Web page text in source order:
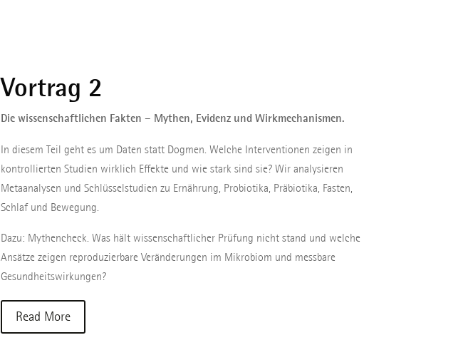
Vortrag 2
Die wissenschaftlichen Fakten – Mythen, Evidenz und Wirkmechanismen.
In diesem Teil geht es um Daten statt Dogmen. Welche Interventionen zeigen in
kontrollierten Studien wirklich Effekte und wie stark sind sie? Wir analysieren
Metaanalysen und Schlüsselstudien zu Ernährung, Probiotika, Präbiotika, Fasten,
Schlaf und Bewegung.
Dazu: Mythencheck. Was hält wissenschaftlicher Prüfung nicht stand und welche
Ansätze zeigen reproduzierbare Veränderungen im Mikrobiom und messbare
Gesundheitswirkungen?
Read More